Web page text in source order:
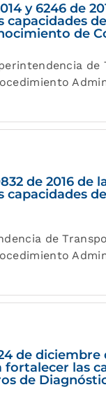
y 6246 de
de
de
de 2016 de
de
de diciembre
las
de